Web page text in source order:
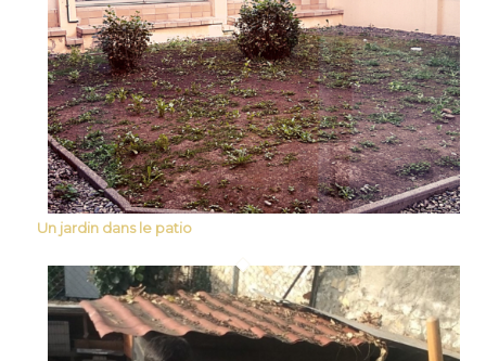
Un jardin dans le patio